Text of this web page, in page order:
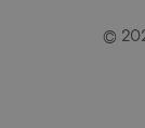
©